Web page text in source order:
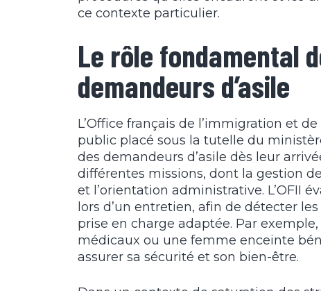
ce contexte particulier.
Le rôle fondamental
demandeurs d’asile
L’Office français de l’immigration et
public placé sous la tutelle du
des demandeurs d’asile dès leur
différentes missions, dont la gestion
et l’orientation administrative. L’OFII
lors d’un entretien, afin de détecter
prise en charge adaptée. Par
médicaux ou une femme enceinte
assurer sa sécurité et son bien-être.